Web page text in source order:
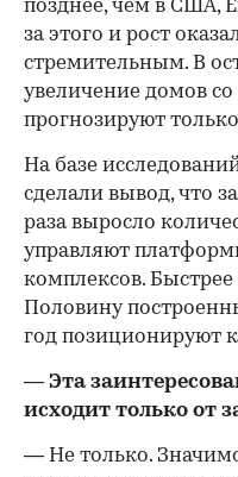
позднее, чем в США,
за этого и рост
стремительным. В
увеличение домов
прогнозируют
На базе
сделали вывод, что
раза выросло
управляют
комплексов. Быстрее
Половину
год позиционируют
— Эта
исходит только от
— Не только.